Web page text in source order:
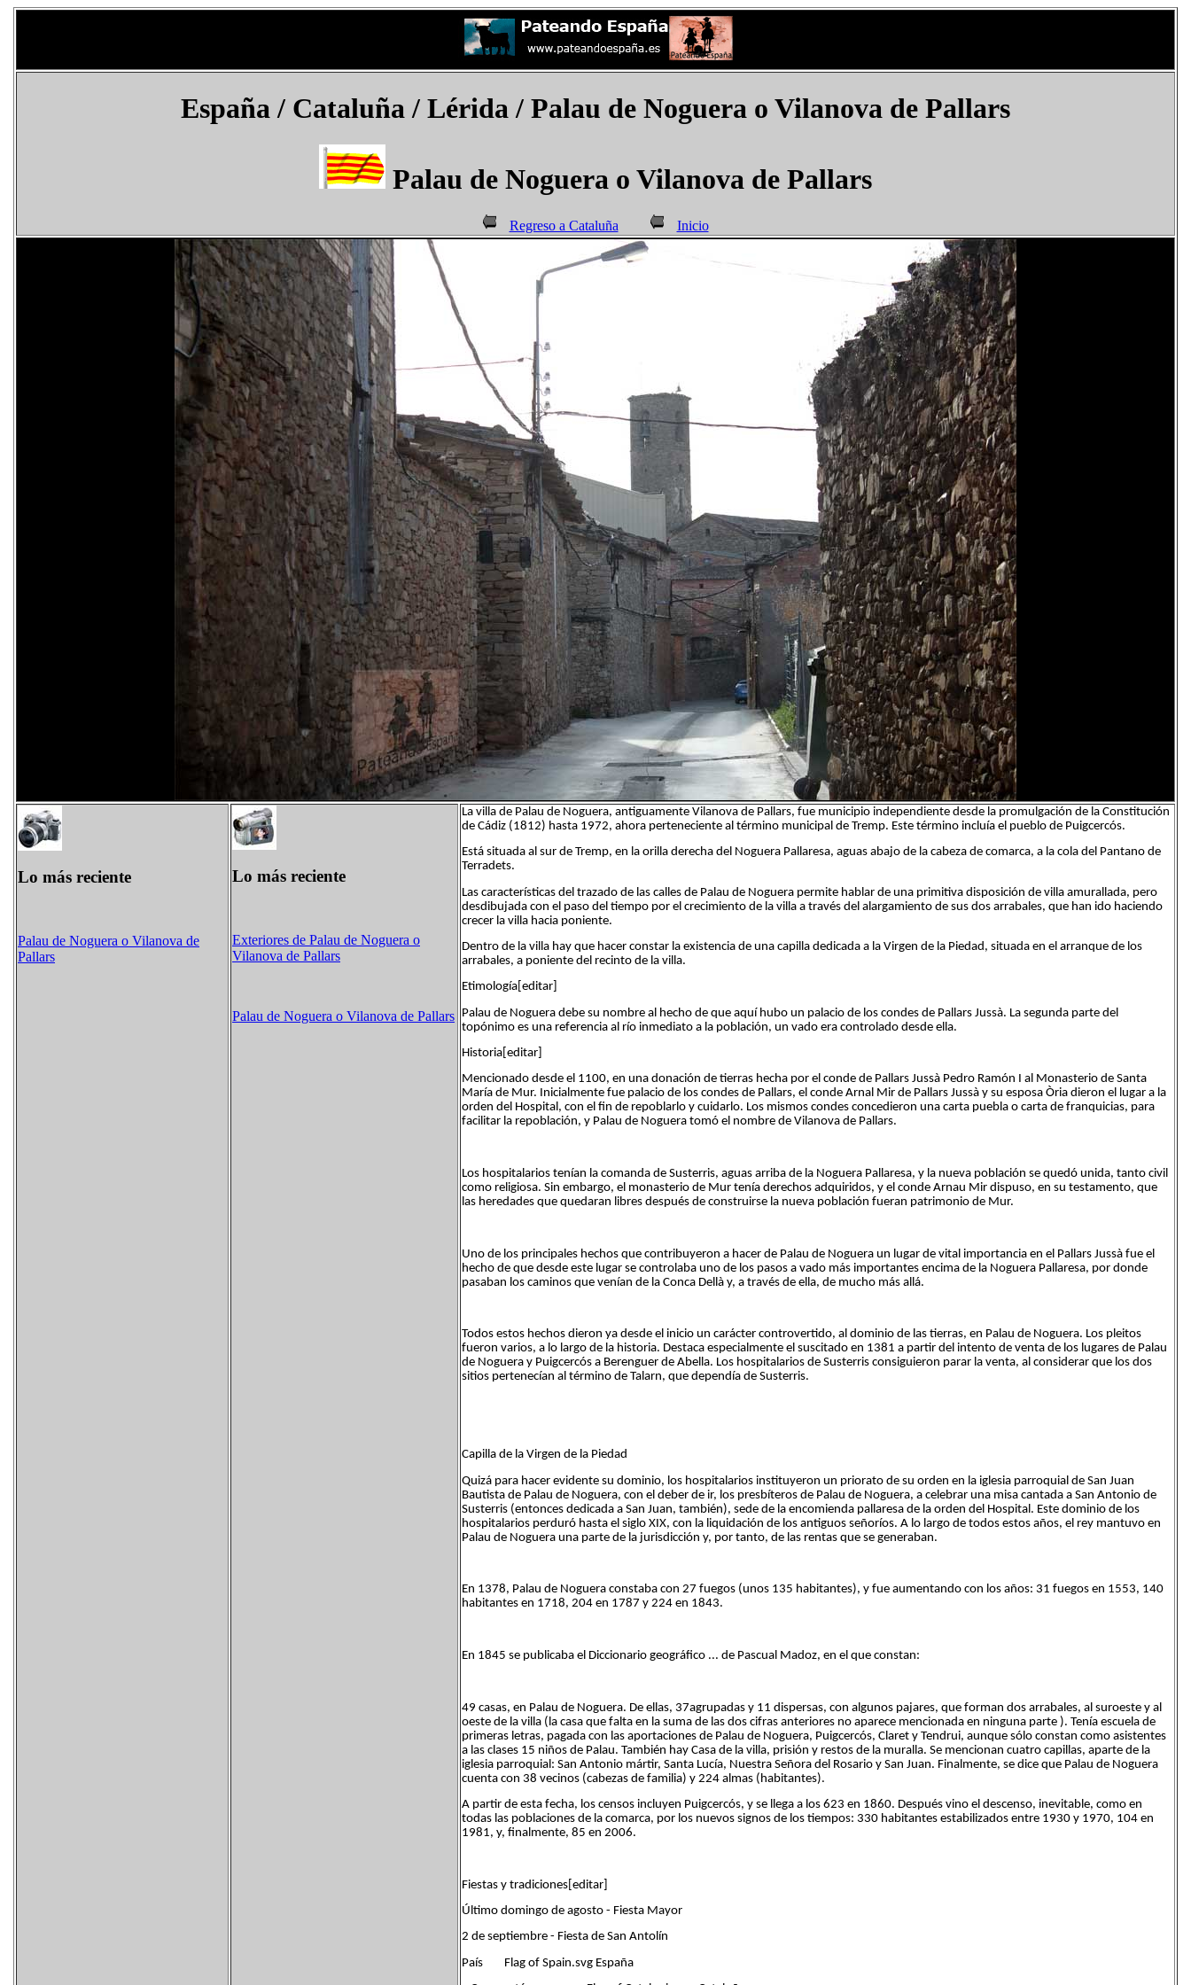
España/ Cataluña / Lérida / Palau de Noguera o Vilanova de Pallars
Palau de Noguera o Vilanova de Pallars
Regreso a Cataluña Inicio
Lo más reciente
Palau de Noguera o Vilanova de
Pallars
Lo más reciente
Exteriores de Palau de Noguera o
Vilanova de Pallars
Palau de Noguera o Vilanova de Pallars
La villa de Palau de Noguera, antiguamente Vilanova de Pallars, fue municipio independiente desde la promulgación de la Constitución
de Cádiz (1812) hasta 1972, ahora perteneciente al término municipal de Tremp. Este término incluía el pueblo de Puigcercós.
Está situada al sur de Tremp, en la orilla derecha del Noguera Pallaresa, aguas abajo de la cabeza de comarca, a la cola del Pantano de
Terradets.
Las características del trazado de las calles de Palau de Noguera permite hablar de una primitiva disposición de villa amurallada, pero
desdibujada con el paso del tiempo por el crecimiento de la villa a través del alargamiento de sus dos arrabales, que han ido haciendo
crecer la villa hacia poniente.
Dentro de la villa hay que hacer constar la existencia de una capilla dedicada a la Virgen de la Piedad, situada en el arranque de los
arrabales, a poniente del recinto de la villa.
Etimología[editar]
Palau de Noguera debe su nombre al hecho de que aquí hubo un palacio de los condes de Pallars Jussà. La segunda parte del
topónimo es una referencia al río inmediato a la población, un vado era controlado desde ella.
Historia[editar]
Mencionado desde el 1100, en una donación de tierras hecha por el conde de Pallars Jussà Pedro Ramón I al Monasterio de Santa
María de Mur. Inicialmente fue palacio de los condes de Pallars, el conde Arnal Mir de Pallars Jussà y su esposa Òria dieron el lugar a la
orden del Hospital, con el fin de repoblarlo y cuidarlo. Los mismos condes concedieron una carta puebla o carta de franquicias, para
facilitar la repoblación, y Palau de Noguera tomó el nombre de Vilanova de Pallars.
Los hospitalarios tenían la comanda de Susterris, aguas arriba de la Noguera Pallaresa, y la nueva población se quedó unida, tanto civil
como religiosa. Sin embargo, el monasterio de Mur tenía derechos adquiridos, y el conde Arnau Mir dispuso, en su testamento, que
las heredades que quedaran libres después de construirse la nueva población fueran patrimonio de Mur.
Uno de los principales hechos que contribuyeron a hacer de Palau de Noguera un lugar de vital importancia en el Pallars Jussà fue el
hecho de que desde este lugar se controlaba uno de los pasos a vado más importantes encima de la Noguera Pallaresa, por donde
pasaban los caminos que venían de la Conca Dellà y, a través de ella, de mucho más allá.
Todos estos hechos dieron ya desde el inicio un carácter controvertido, al dominio de las tierras, en Palau de Noguera. Los pleitos
fueron varios, a lo largo de la historia. Destaca especialmente el suscitado en 1381 a partir del intento de venta de los lugares de Palau
de Noguera y Puigcercós a Berenguer de Abella. Los hospitalarios de Susterris consiguieron parar la venta, al considerar que los dos
sitios pertenecían al término de Talarn, que dependía de Susterris.
Capilla de la Virgen de la Piedad
Quizá para hacer evidente su dominio, los hospitalarios instituyeron un priorato de su orden en la iglesia parroquial de San Juan
Bautista de Palau de Noguera, con el deber de ir, los presbíteros de Palau de Noguera, a celebrar una misa cantada a San Antonio de
Susterris (entonces dedicada a San Juan, también), sede de la encomienda pallaresa de la orden del Hospital. Este dominio de los
hospitalarios perduró hasta el siglo XIX, con la liquidación de los antiguos señoríos. A lo largo de todos estos años, el rey mantuvo en
Palau de Noguera una parte de la jurisdicción y, por tanto, de las rentas que se generaban.
En 1378, Palau de Noguera constaba con 27 fuegos (unos 135 habitantes), y fue aumentando con los años: 31 fuegos en 1553, 140
habitantes en 1718, 204 en 1787 y 224 en 1843.
En 1845 se publicaba el Diccionario geográfico ... de Pascual Madoz, en el que constan:
49 casas, en Palau de Noguera. De ellas, 37agrupadas y 11 dispersas, con algunos pajares, que forman dos arrabales, al suroeste y al
oeste de la villa (la casa que falta en la suma de las dos cifras anteriores no aparece mencionada en ninguna parte ). Tenía escuela de
primeras letras, pagada con las aportaciones de Palau de Noguera, Puigcercós, Claret y Tendrui, aunque sólo constan como asistentes
a las clases 15 niños de Palau. También hay Casa de la villa, prisión y restos de la muralla. Se mencionan cuatro capillas, aparte de la
iglesia parroquial: San Antonio mártir, Santa Lucía, Nuestra Señora del Rosario y San Juan. Finalmente, se dice que Palau de Noguera
cuenta con 38 vecinos (cabezas de familia) y 224 almas (habitantes).
A partir de esta fecha, los censos incluyen Puigcercós, y se llega a los 623 en 1860. Después vino el descenso, inevitable, como en
todas las poblaciones de la comarca, por los nuevos signos de los tiempos: 330 habitantes estabilizados entre 1930 y 1970, 104 en
1981, y, finalmente, 85 en 2006.
Fiestas y tradiciones[editar]
Último domingo de agosto - Fiesta Mayor
2 de septiembre - Fiesta de San Antolín
País Flag of Spain.svg España